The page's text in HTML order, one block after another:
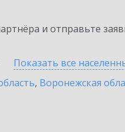
и отправьте
Показать все
, Воронежская